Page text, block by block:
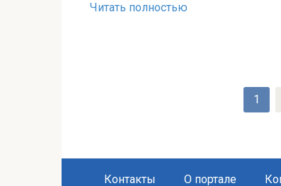
Читать полностью
1
Контакты О портале